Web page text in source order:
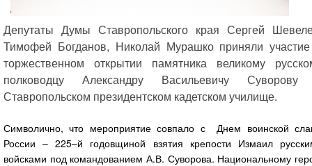
Депутаты Думы Ставропольского края Сергей
Тимофей Богданов, Николай Мурашко приняли
торжественном открытии памятника великому
полководцу Александру Васильевичу
Ставропольском президентском кадетском училище.
Символично, что мероприятие совпало с Днем воинской
России – 225–й годовщиной взятия крепости Измаил
войсками под командованием А.В. Суворова. Национальному